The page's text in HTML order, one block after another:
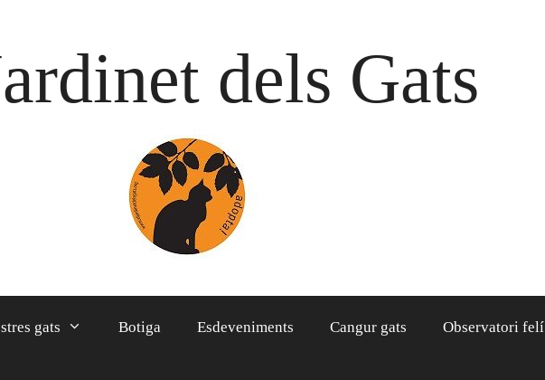
dels Gats
gats Botiga Esdeveniments Cangur gats Observatori felí